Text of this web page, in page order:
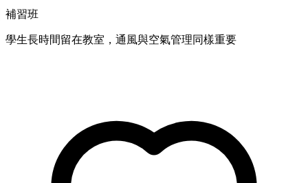
補習班
學生長時間留在教室，通風與空氣管理同樣重要